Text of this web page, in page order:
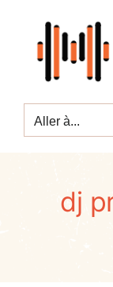
contenu
Aller à...
dj